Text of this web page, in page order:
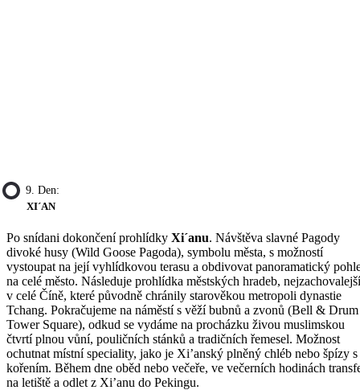
9. Den:
XI´AN
Po snídani dokončení prohlídky Xi´anu. Návštěva slavné Pagody
divoké husy (Wild Goose Pagoda), symbolu města, s možností
vystoupat na její vyhlídkovou terasu a obdivovat panoramatický
na celé město. Následuje prohlídka městských hradeb,
v celé Číně, které původně chránily starověkou metropoli dynastie
Tchang. Pokračujeme na náměstí s věží bubnů a zvonů (Bell & Drum
Tower Square), odkud se vydáme na procházku živou muslimskou
čtvrtí plnou vůní, pouličních stánků a tradičních řemesel. Možnost
ochutnat místní speciality, jako je Xi’anský plněný chléb nebo špízy s
kořením. Během dne oběd nebo večeře, ve večerních hodinách
na letiště a odlet z Xi’anu do Pekingu.